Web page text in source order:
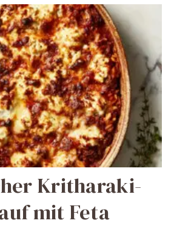
Kritharaki-
mit Feta